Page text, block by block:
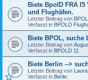
Biete BpolD FRA
und Flughäfen.
Letzter Beitrag von
Verfasst in BPOLD
Biete BPOL, suche
Letzter Beitrag von
Verfasst in BPOLD 11
Biete Berlin -->
Letzter Beitrag von
Verfasst in Berlin